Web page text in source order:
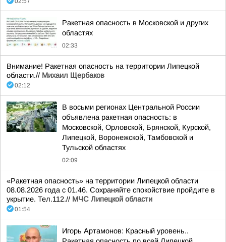
Ракетная опасность в Московской и других
областях
02:33
Внимание! Ракетная опасность на территории Липецкой
области.// Михаил Щербаков
02:12
В восьми регионах Центральной России
объявлена ракетная опасность: в
Московской, Орловской, Брянской, Курской,
Липецкой, Воронежской, Тамбовской и
Тульской областях
02:09
«Ракетная опасность» на территории Липецкой области
08.08.2026 года с 01.46. Сохраняйте спокойствие пройдите в
укрытие. Тел.112.// МЧС Липецкой области
01:54
Игорь Артамонов: Красный уровень..